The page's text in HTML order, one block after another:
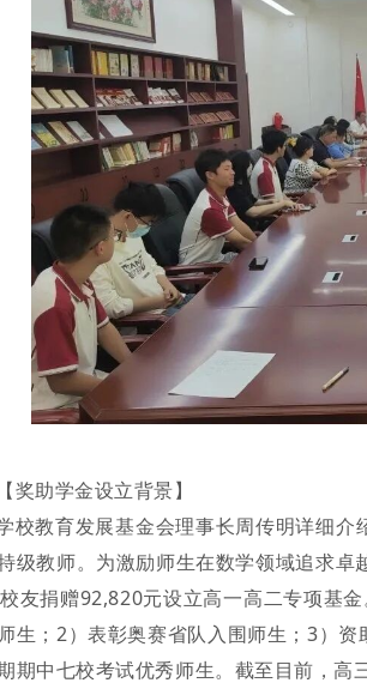
奖助学金设立背景】
校教育发展基金会理事长周传明详细
级教师。为激励师生在数学领域追求
友捐赠92,820元设立高一高二专项基
生；2）表彰奥赛省队入围师生；3）
期中七校考试优秀师生。截至目前，高